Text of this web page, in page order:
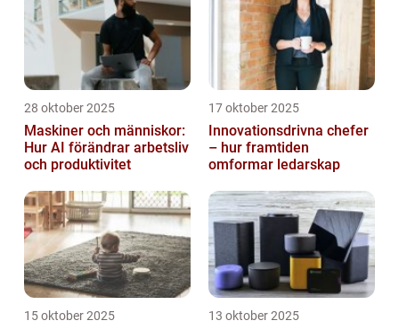
28 oktober 2025
Maskiner och människor:
Hur AI förändrar arbetsliv
och produktivitet
17 oktober 2025
Innovationsdrivna chefer
– hur framtiden
omformar ledarskap
15 oktober 2025 13 oktober 2025